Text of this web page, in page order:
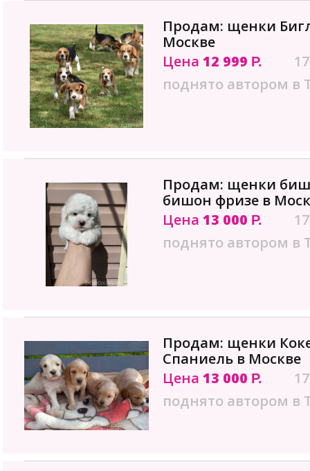
Продам: щенки
Москве
Цена 12 999 Р.
поднято автором в
Продам: щенки
бишон фризе в
Цена 13 000 Р.
поднято автором в
Продам: щенки
Спаниель в Москве
Цена 13 000 Р.
поднято автором в